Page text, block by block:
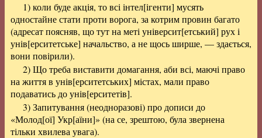
1) коли буде акція, то всі інтел[ігенти] мусять
одностайне стати проти ворога, за котрим провин багато
(адресат поясняв, що тут на меті університ[етський] рух і
унів[ерситетське] начальство, а не щось ширше, — здається,
вони повірили).
2) Що треба виставити домагання, аби всі, маючі право
на життя в унів[ерситетських] містах, мали право
подаватись до унів[ерситетів].
3) Запитування (неодноразові) про дописи до
«Молод[ої] Укр[аїни]» (на се, зрештою, була звернена
тільки хвилева увага).